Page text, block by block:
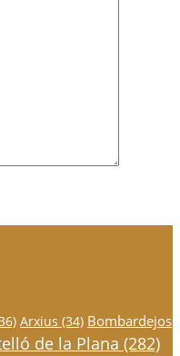
Arxius (34) Bombardejos
de la Plana (282)